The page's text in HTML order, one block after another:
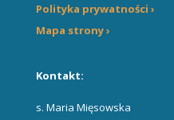
Polityka prywatności ›
Mapa strony ›
Kontakt:
s. Maria Mięsowska